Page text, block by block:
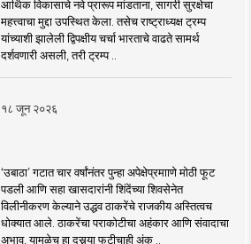
आर्थिक विकासाचे नवे प्रारूप मांडताना, सागरी सुरक्षेचा
महत्त्वाचा मुद्दा उपस्थित केला. तसेच राष्ट्राध्यक्ष ट्रम्प
यांच्याशी झालेली द्विपक्षीय चर्चा भारताचे वाढते सामर्थ
दर्शवणारी असली, तरी ट्रम्प ..
१८ जून २०२६
‘उबाठा’ गटात चार वर्षांनंतर पुन्हा अपेक्षेप्रमााणे मोठी फूट
पडली आणि सहा खासदारांनी शिंदेंच्या शिवसेनेत
विलीनीकरण केल्याने उद्धव ठाकरेंचे राजकीय अस्तित्वच
धोक्यात आले. ठाकरेंचा पराकोटीचा अहंकार आणि संवादाचा
अभाव, यामुळेच हा दुसर्‍या फुटीचाही अंक ..